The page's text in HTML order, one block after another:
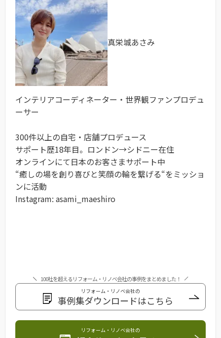
真栄城あさみ
インテリアコーディネーター・世界観ファンプロデュ
ーサー
300件以上の自宅・店舗プロデュース
サポート歴18年目。ロンドン→シドニー在住
オンラインにて日本のお客さまサポート中
“癒しの場を創り喜びと笑顔の輪を繋げる“をミッショ
ンに活動
Instagram: asami_maeshiro
100社を超えるリフォーム・リノベ会社の事例をまとめました！
リフォーム・リノベ会社の
事例集ダウンロードはこちら
リフォーム・リノベ会社の